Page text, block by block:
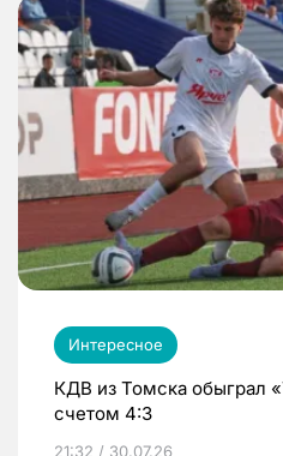
Интересное
КДВ из Томска обыграл
счетом 4:3
21:32 / 30.07.26